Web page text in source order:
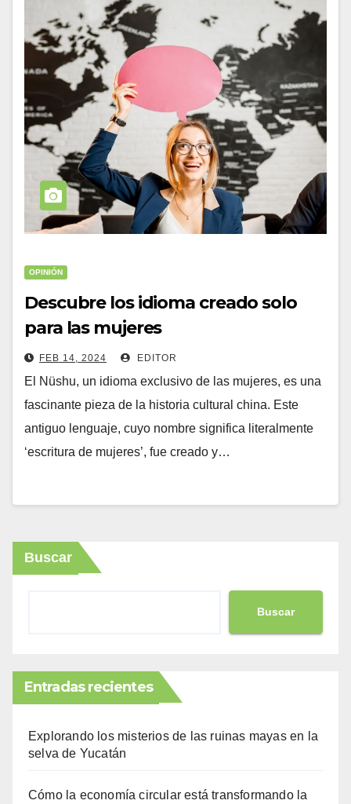
OPINIÓN
Descubre los idioma creado solo
para las mujeres
FEB 14, 2024 EDITOR
El Nüshu, un idioma exclusivo de las mujeres, es una
fascinante pieza de la historia cultural china. Este
antiguo lenguaje, cuyo nombre significa literalmente
‘escritura de mujeres’, fue creado y…
Buscar
Buscar
Entradas recientes
Explorando los misterios de las ruinas mayas en la
selva de Yucatán
Cómo la economía circular está transformando la